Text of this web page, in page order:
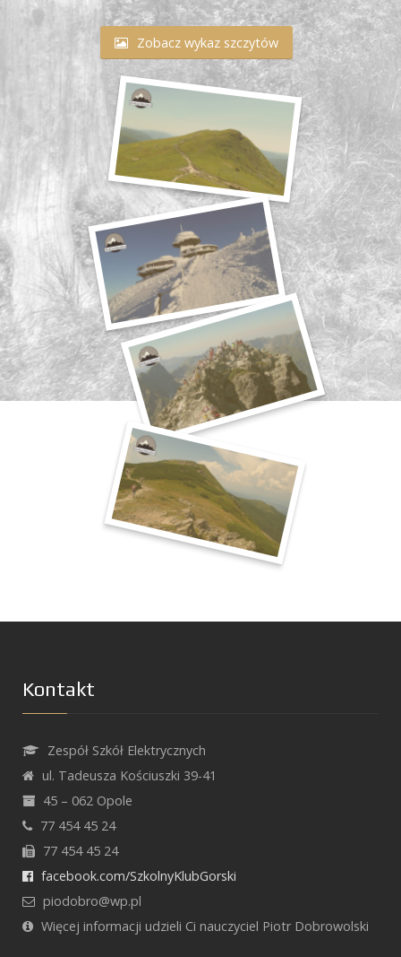
Zobacz wykaz szczytów
Kontakt
Zespół Szkół Elektrycznych
ul. Tadeusza Kościuszki 39-41
45 – 062 Opole
77 454 45 24
77 454 45 24
facebook.com/SzkolnyKlubGorski
piodobro@wp.pl
Więcej informacji udzieli Ci nauczyciel Piotr Dobrowolski